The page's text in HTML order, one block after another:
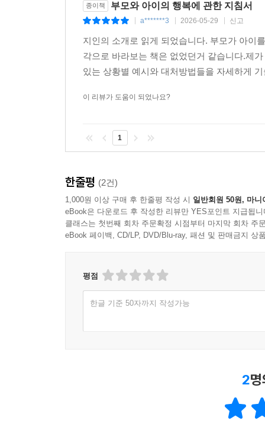
종이책 부모와 아이의 행복에 관한 지침서
a*******3 2026-05-29 신고
지인의 소개로 읽게 되었습니다. 부모가 아이
각으로 바라보는 책은 없었던거 같습니다.제
있는 상황별 예시와 대처방법들을 자세하게
이 리뷰가 도움이 되었나요?
1
한줄평 (2건)
1,000원 이상 구매 후 한줄평 작성 시 일반회원 50원, 마니
eBook은 다운로드 후 작성한 리뷰만 YES포인트 지급됩니
클래스는 첫번째 회차 주문확정 시점부터 마지막 회차 주
eBook 페이백, CD/LP, DVD/Blu-ray, 패션 및 판매금지 상
평점
한글 기준 50자까지 작성가능
2